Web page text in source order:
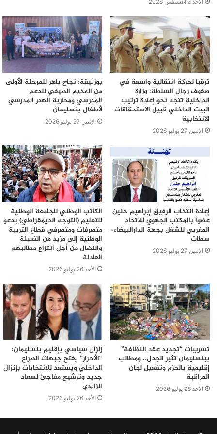
الأحد 2 أغسطس 2026
ترقبا لحركة انتقالية واسعة في
صفوف رجال السلطة: وزارة
الداخلية تتجه نحو إعادة ترتيب
البيت الداخلي قبيل الاستحقاقات
الانتخابية
الإثنين 27 يوليو 2026
بوزنيقة: نجاح باهر للمرحلة الأولى
من المخيم الصيفي للدعم
المدرسي ومحاربة الهدر المدرسي
لأطفال بنسليمان
الإثنين 27 يوليو 2026
إعادة انتخاب الرفيق إبراهيم حنين
عضواً بالمكتب الجهوي للاتحاد
المغربي للشغل بجهة الدارالبيضاء–
سطات
الإثنين 27 يوليو 2026
الكاتب الوطني للجامعة الوطنية
للتعليم (التوجه الديمقراطي) يدعو
متصرفات ومتصرفي قطاع التربية
الوطنية إلى مزيد من التعبئة
والنضال من أجل انتزاع مطالبهم
العادلة
الأحد 26 يوليو 2026
تسريبات “تجديد عقد النظافة”
ببنسليمان تثير الجدل.. ومطالب
إقليمية بالحزم وتفعيل لجان
المراقبة
الأحد 26 يوليو 2026
زلزال سياسي بإقليم بنسليمان:
“الأحرار” يفتح جبهات الصراع
الداخلي ويستعد للانتخابات بإنزال
جديد وترشيح مفاجئ لسعاد
الزايدي
الأحد 26 يوليو 2026